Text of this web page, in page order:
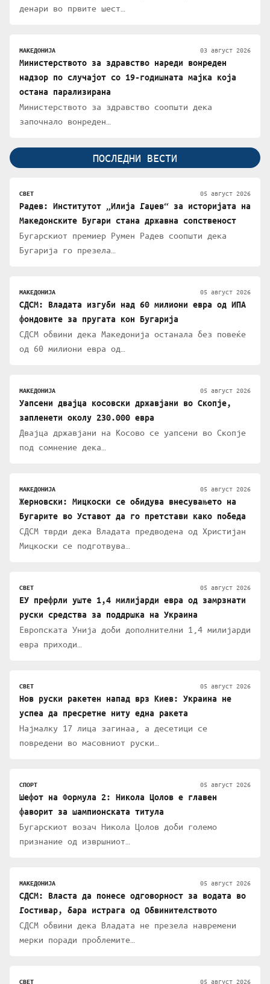
денари во првите шест…
МАКЕДОНИЈА 03 август 2026
Министерството за здравство нареди вонреден
надзор по случајот со 19-годишната мајка која
остана парализирана
Министерството за здравство соопшти дека
започнало вонреден…
ПОСЛЕДНИ ВЕСТИ
СВЕТ 05 август 2026
Радев: Институтот „Илија Гаџев“ за историјата на
Македонските Бугари стана државна сопственост
Бугарскиот премиер Румен Радев соопшти дека
Бугарија го презела…
МАКЕДОНИЈА 05 август 2026
СДСМ: Владата изгуби над 60 милиони евра од ИПА
фондовите за пругата кон Бугарија
СДСМ обвини дека Македонија останала без повеќе
од 60 милиони евра од…
МАКЕДОНИЈА 05 август 2026
Уапсени двајца косовски државјани во Скопје,
запленети околу 230.000 евра
Двајца државјани на Косово се уапсени во Скопје
под сомнение дека…
МАКЕДОНИЈА 05 август 2026
Жерновски: Мицкоски се обидува внесувањето на
Бугарите во Уставот да го претстави како победа
СДСМ тврди дека Владата предводена од Христијан
Мицкоски се подготвува…
СВЕТ 05 август 2026
ЕУ префрли уште 1,4 милијарди евра од замрзнати
руски средства за поддршка на Украина
Европската Унија доби дополнителни 1,4 милијарди
евра приходи…
СВЕТ 05 август 2026
Нов руски ракетен напад врз Киев: Украина не
успеа да пресретне ниту една ракета
Најмалку 17 лица загинаа, а десетици се
повредени во масовниот руски…
СПОРТ 05 август 2026
Шефот на Формула 2: Никола Цолов е главен
фаворит за шампионската титула
Бугарскиот возач Никола Цолов доби големо
признание од извршниот…
МАКЕДОНИЈА 05 август 2026
СДСМ: Власта да понесе одговорност за водата во
Гостивар, бара истрага од Обвинителството
СДСМ обвини дека Владата не презела навремени
мерки поради проблемите…
СВЕТ 05 август 2026